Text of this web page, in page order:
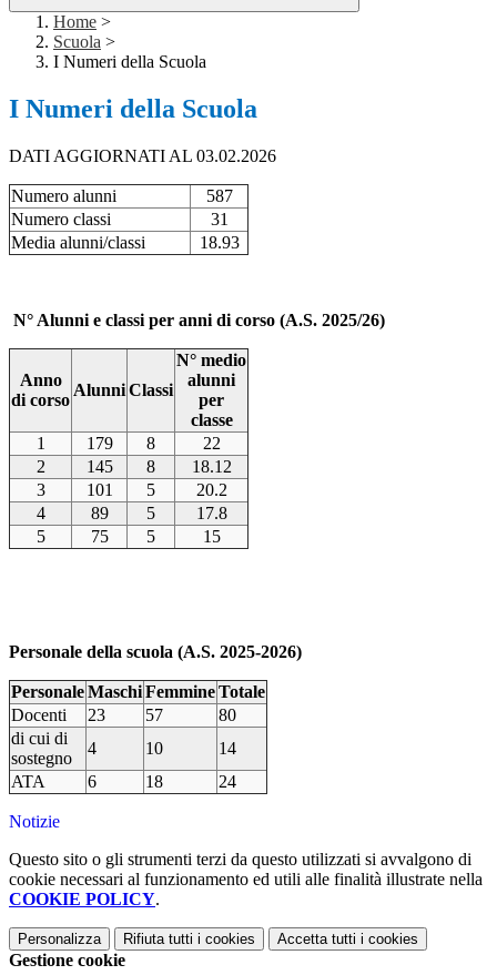
Home >
Scuola >
I Numeri della Scuola
I Numeri della Scuola
DATI AGGIORNATI AL 03.02.2026
Numero alunni
587
Numero classi
31
Media alunni/classi
18.93
N° Alunni e classi per anni di corso (A.S. 2025/26)
Anno
di corso
AlunniClassi
N° medio
alunni
per
classe
1
179 8
22
2
145 8
18.12
3
101 5
20.2
4
89 5
17.8
5
75 5 15
Personale della scuola (A.S. 2025-2026)
PersonaleMaschiFemmineTotale
Docenti
23 57
80
di cui di
sostegno
4 10
14
ATA
6 18 24
Notizie
Questo sito o gli strumenti terzi da questo utilizzati si avvalgono di
cookie necessari al funzionamento ed utili alle finalità illustrate nella
COOKIE POLICY.
Personalizza Rifiuta tutti i cookies Accetta tutti i cookies
Gestione cookie